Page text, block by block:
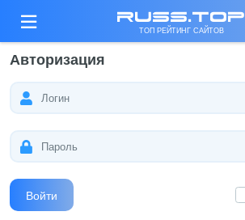
russ.top
ТОП РЕЙТИНГ САЙТОВ
Авторизация
Войти